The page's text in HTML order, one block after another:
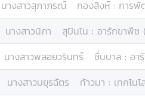
นางสาวสุภาภรณ์ กองสิงห์ : การพั
นางสาวนิภา สุปินโน : อารักขาพืช
นางสาวพลอยวรินทร์ ชื่นบาล : อา
นางสาวมยุรฉัตร ท้าวมา : เทคโน